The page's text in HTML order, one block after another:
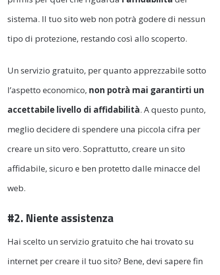
sistema. Il tuo sito web non potrà godere di nessun
tipo di protezione, restando così allo scoperto.
Un servizio gratuito, per quanto apprezzabile sotto
l’aspetto economico, non potrà mai garantirti un
accettabile livello di affidabilità. A questo punto,
meglio decidere di spendere una piccola cifra per
creare un sito vero. Soprattutto, creare un sito
affidabile, sicuro e ben protetto dalle minacce del
web.
#2. Niente assistenza
Hai scelto un servizio gratuito che hai trovato su
internet per creare il tuo sito? Bene, devi sapere fin